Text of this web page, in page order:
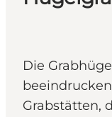
Die
Grabstätten,